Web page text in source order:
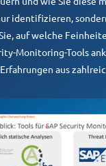
identifizieren,
auf welche
Monitoring-Tools
aus